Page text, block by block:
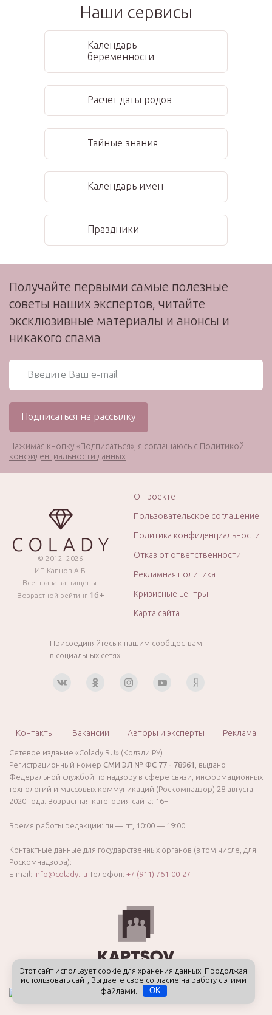
Наши сервисы
Календарь
беременности
Расчет даты родов
Тайные знания
Календарь имен
Праздники
Получайте первыми самые полезные
советы наших экспертов, читайте
эксклюзивные материалы и анонсы и
никакого спама
Нажимая кнопку «Подписаться», я соглашаюсь с Политикой
конфиденциальности данных
© 2012–2026
ИП Капцов А.Б.
Все права защищены.
Возрастной рейтинг 16+
О проекте
Пользовательское соглашение
Политика конфиденциальности
Отказ от ответственности
Рекламная политика
Кризисные центры
Карта сайта
Присоединяйтесь к нашим сообществам
в социальных сетях
Контакты Вакансии Авторы и эксперты Реклама
Сетевое издание «Colady.RU» (Колэди.РУ)
Регистрационный номер СМИ ЭЛ № ФС 77 - 78961
, выдано
Федеральной службой по надзору в сфере связи, информационных
технологий и массовых коммуникаций (Роскомнадзор) 28 августа
2020 года. Возрастная категория сайта: 16+
Время работы редакции: пн — пт, 10:00 — 19:00
Контактные данные для государственных органов (в том числе, для
Роскомнадзора):
E-mail: info@colady.ru Телефон: +7 (911) 761-00-27
Этот сайт использует cookie для хранения данных. Продолжая
использовать сайт, Вы даете свое согласие на работу с этими
файлами.
OK